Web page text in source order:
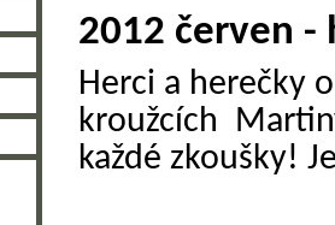
2012 červen -
Herci a herečky
kroužcích
každé zkoušky!